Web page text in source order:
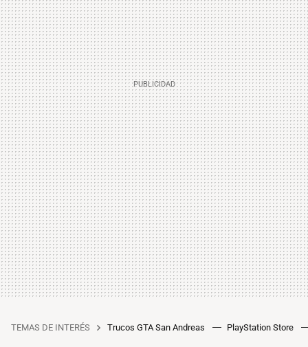
TEMAS DE INTERÉS Trucos GTA San Andreas PlayStation Store